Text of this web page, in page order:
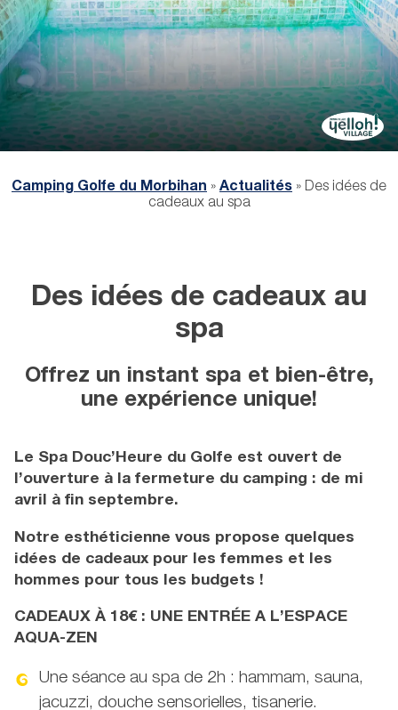
Camping Golfe du Morbihan » Actualités » Des idées de
cadeaux au spa
Des idées de cadeaux au
spa
Offrez un instant spa et bien-être,
une expérience unique!
Le Spa Douc’Heure du Golfe est ouvert de
l’ouverture à la fermeture du camping : de mi
avril à fin septembre.
Notre esthéticienne vous propose quelques
idées de cadeaux pour les femmes et les
hommes pour tous les budgets !
CADEAUX À 18€ : UNE ENTRÉE A L’ESPACE
AQUA-ZEN
Une séance au spa de 2h : hammam, sauna,
jacuzzi, douche sensorielles, tisanerie.